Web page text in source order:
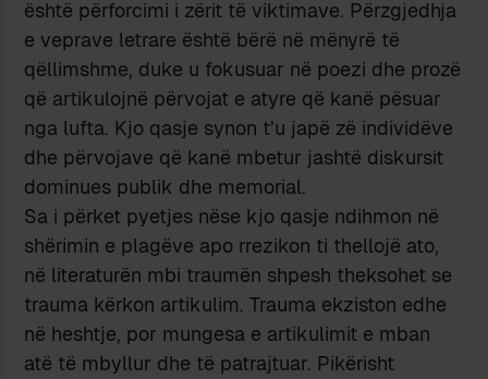
është përforcimi i zërit të viktimave. Përzgjedhja
e veprave letrare është bërë në mënyrë të
qëllimshme, duke u fokusuar në poezi dhe prozë
që artikulojnë përvojat e atyre që kanë pësuar
nga lufta. Kjo qasje synon t’u japë zë individëve
dhe përvojave që kanë mbetur jashtë diskursit
dominues publik dhe memorial.
Sa i përket pyetjes nëse kjo qasje ndihmon në
shërimin e plagëve apo rrezikon ti thellojë ato,
në literaturën mbi traumën shpesh theksohet se
trauma kërkon artikulim. Trauma ekziston edhe
në heshtje, por mungesa e artikulimit e mban
atë të mbyllur dhe të patrajtuar. Pikërisht